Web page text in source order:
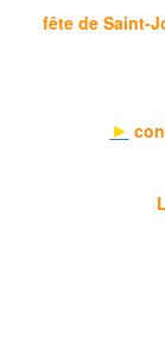
fête de Saint-
►